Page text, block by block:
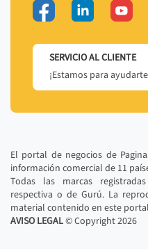
SERVICIO AL CLIENTE
¡Estamos para
El portal de negocios de
información comercial de 11
Todas las marcas
respectiva o de Gurú. La
material contenido en este
AVISO LEGAL© Copyright2026